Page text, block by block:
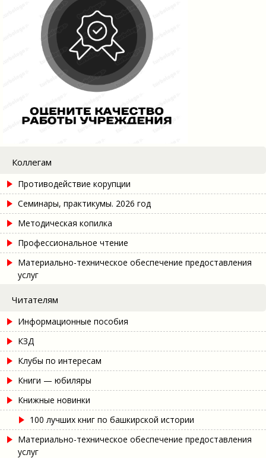
Коллегам
Противодействие корупции
Семинары, практикумы. 2026 год
Методическая копилка
Профессиональное чтение
Материально-техническое обеспечение предоставления
услуг
Читателям
Информационные пособия
КЗД
Клубы по интересам
Книги — юбиляры
Книжные новинки
100 лучших книг по башкирской истории
Материально-техническое обеспечение предоставления
услуг